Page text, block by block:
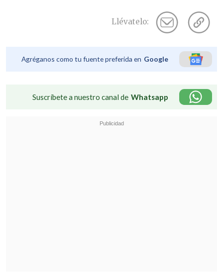
Llévatelo:
Agréganos como tu fuente preferida en Google
Suscríbete a nuestro canal de Whatsapp